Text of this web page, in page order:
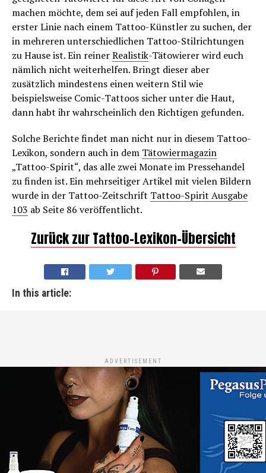
machen möchte, dem sei auf jeden Fall empfohlen, in
erster Linie nach einem Tattoo-Künstler zu suchen, der
in mehreren unterschiedlichen Tattoo-Stilrichtungen
zu Hause ist. Ein reinerRealistik-Tätowierer wird euch
nämlich nicht weiterhelfen. Bringt dieser aber
zusätzlich mindestens einen weitern Stil wie
beispielsweise Comic-Tattoos sicher unter die Haut,
dann habt ihr wahrscheinlich den Richtigen gefunden.
Solche Berichte findet man nicht nur in diesem Tattoo-
Lexikon, sondern auch in dem Tätowiermagazin
„Tattoo-Spirit“, das alle zwei Monate im Pressehandel
zu finden ist. Ein mehrseitiger Artikel mit vielen Bildern
wurde in der Tattoo-Zeitschrift Tattoo-Spirit Ausgabe
103 ab Seite 86 veröffentlicht.
Zurück zur Tattoo-Lexikon-Übersicht
In this article:
ADVERTISEMENT